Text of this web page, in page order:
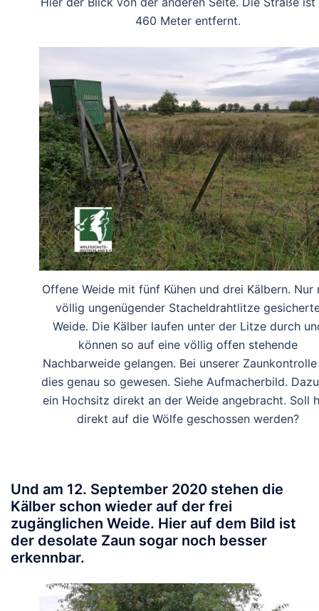
460 Meter entfernt.
Offene Weide mit fünf Kühen und drei Kälbern. Nur
völlig ungenügender Stacheldrahtlitze
Weide. Die Kälber laufen unter der Litze durch
können so auf eine völlig offen stehende
Nachbarweide gelangen. Bei unserer
dies genau so gewesen. Siehe Aufmacherbild.
ein Hochsitz direkt an der Weide angebracht. Soll
direkt auf die Wölfe geschossen werden?
Und am 12. September 2020 stehen die
Kälber schon wieder auf der frei
zugänglichen Weide. Hier auf dem Bild ist
der desolate Zaun sogar noch besser
erkennbar.